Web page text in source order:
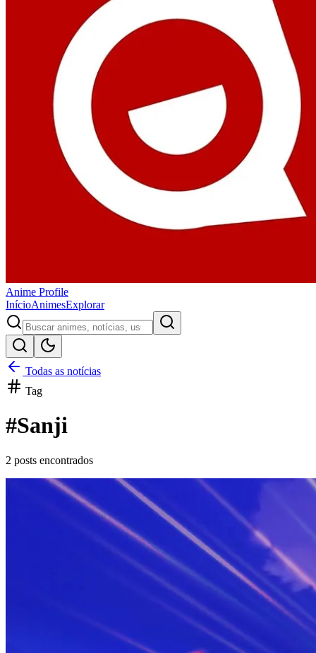
Anime Profile
InícioAnimesExplorar
Todas as notícias
Tag
#Sanji
2 posts encontrados